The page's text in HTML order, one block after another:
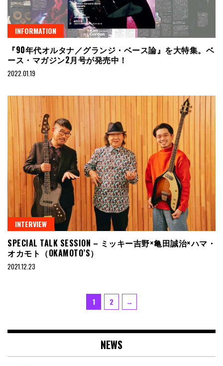
INFORMATION
『90年代オルタナ／グランジ・ベース論』を大特集。ベ
ース・マガジン2月号が発売中！
2022.01.19
INTERVIEW
SPECIAL TALK SESSION – ミッキー吉野×亀田誠治×ハマ・
オカモト（OKAMOTO’S）
2021.12.23
Page
1 Page
2 →
NEWS